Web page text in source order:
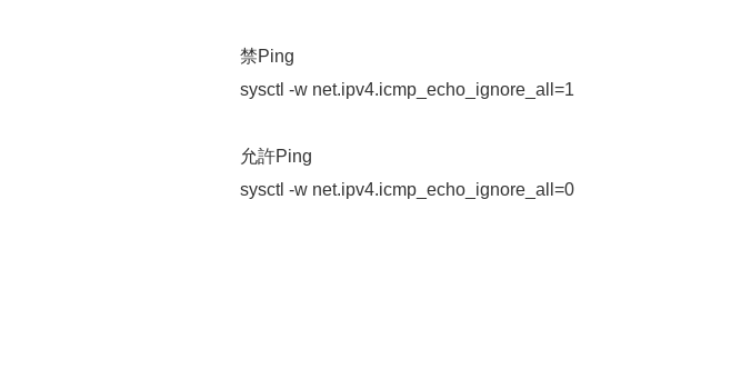
禁Ping
sysctl -w net.ipv4.icmp_echo_ignore_all=1
允許Ping
sysctl -w net.ipv4.icmp_echo_ignore_all=0